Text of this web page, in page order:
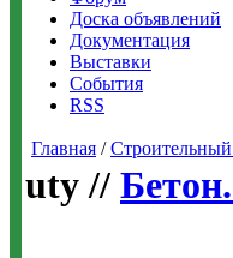
Доска объявлений
Документация
Выставки
События
RSS
Главная /Строительный
uty //